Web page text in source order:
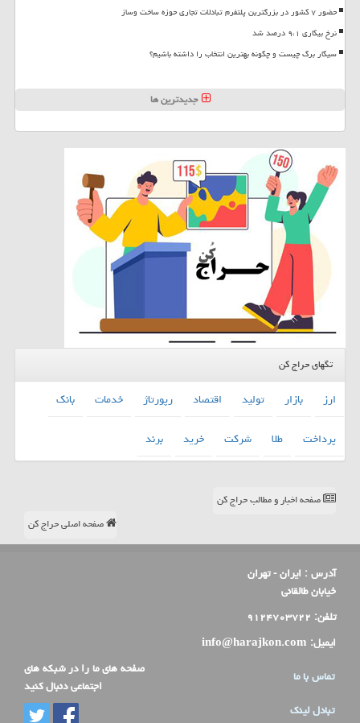
حضور ۷ کشور در بزرگترین پلتفرم تبادلات تجاری حوزه ساخت وساز
نرخ بیکاری ۹،۱ درصد شد
سیگار برگ چیست و چگونه بهترین انتخاب را داشته باشیم؟
جدیدترین ها
تگهای حراج کن
ارز بازار تولید اقتصاد رپورتاژ خدمات
بانك
پرداخت
طلا شركت خرید برند
صفحه اخبار و مطالب حراج کن
صفحه اصلی حراج کن
آدرس : ایران - تهران
خیابان طالقانی
تلفن: ۹۱۲۴۷۰۳۷۲۲
ایمیل: info@harajkon.com
تماس با ما
تبادل لینک
صفحه های ما را در شبکه های
اجتماعی دنبال کنید